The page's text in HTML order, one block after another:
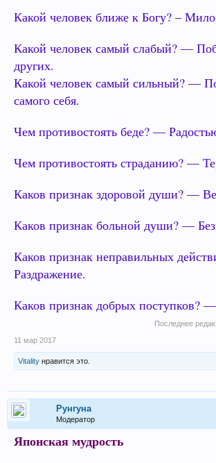
Какой человек ближе к Богу? –
Какой человек самый слабый? —
других.
Какой человек самый сильный? —
самого себя.
Чем противостоять беде? —
Чем противостоять страданию? —
Каков признак здоровой души? —
Каков признак больной души? —
Каков признак неправильных
Раздражение.
Каков признак добрых поступков?
Последнее
11 мар 2017
Vitality нравится это.
Рунгуна
Модератор
Японская мудрость